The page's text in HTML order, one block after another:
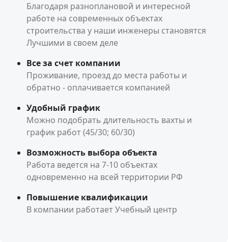
Благодаря разноплановой и интересной
работе на современных объектах
строительства у наши инженеры становятся
Лучшими в своем деле
Все за счет компании
Проживание, проезд до места работы и
обратно - оплачивается компанией
Удобный график
Можно подобрать длительность вахты и
график работ (45/30; 60/30)
Возможность выбора объекта
Работа ведется на 7-10 объектах
одновременно на всей территории РФ
Повышение квалификации
В компании работает Учебный центр